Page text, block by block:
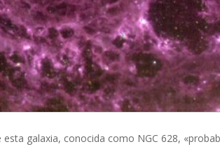
galaxia, conocida como NGC 628,